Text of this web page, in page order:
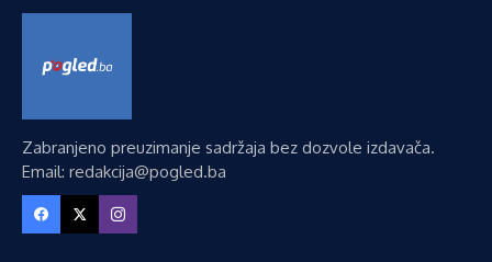
Zabranjeno preuzimanje sadržaja bez dozvole izdavača.
Email: redakcija@pogled.ba